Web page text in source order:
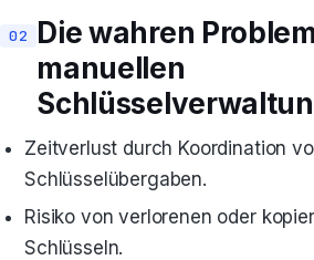
Die wahren
manuellen
Zeitverlust durch Koordination
Schlüsselübergaben.
Risiko von verlorenen oder
Schlüsseln.